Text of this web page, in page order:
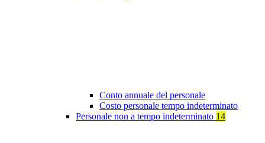
Conto annuale del personale
Costo personale tempo indeterminato
Personale non a tempo indeterminato 14